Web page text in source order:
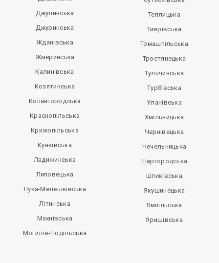
Джулинська
Джуринська
Жданівська
Жмеринська
Калинівська
Козятинська
Копайгородська
Краснопільська
Крижопільська
Кунківська
Ладижинська
Липовецька
Лука-Мелешківська
Літинська
Махнівська
Могилів-Подільська
Теплицька
Тиврівська
Томашпільська
Тростянецька
Тульчинська
Турбівська
Уланівська
Хмільницька
Чернівецька
Чечельницька
Шаргородська
Шпиківська
Якушинецька
Ямпільська
Яришівська